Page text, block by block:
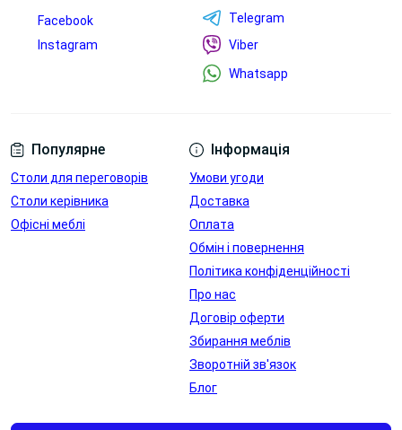
Популярне
Столи для переговорів
Столи керівника
Офісні меблі
Інформація
Умови угоди
Доставка
Оплата
Обмін і повернення
Політика конфіденційності
Про нас
Договір оферти
Збирання меблів
Зворотній зв'язок
Блог
Facebook
Instagram
Telegram
Viber
Whatsapp